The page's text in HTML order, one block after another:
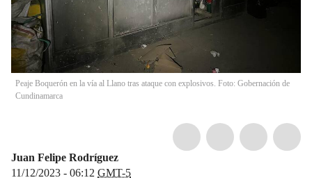
Peaje Boquerón en la vía al Llano tras ataque con explosivos. Foto: Gobernación de
Cundinamarca
Juan Felipe Rodríguez
11/12/2023 - 06:12 GMT-5